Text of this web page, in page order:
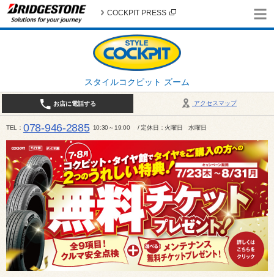
COCKPIT PRESS
スタイルコクピット ズーム
アクセスマップ
お店に電話する
TEL 078-946-2885 10:30～19:00 / 定休日：火曜日 水曜日